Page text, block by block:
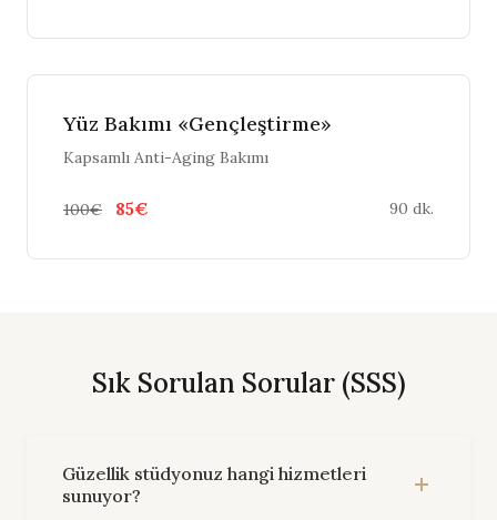
Yüz Bakımı «Gençleştirme»
Kapsamlı Anti-Aging Bakımı
100€ 85€ 90 dk.
Sık Sorulan Sorular (SSS)
Güzellik stüdyonuz hangi hizmetleri
sunuyor?